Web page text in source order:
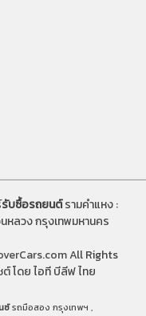
รับซื้อรถยนต์รามคำแหง :
หลวง กรุงเทพมหานคร
All Rights
ต์โดย ไอที บีลีฟ ไทย
ซ์รถมือสอง กรุงเทพฯ ,